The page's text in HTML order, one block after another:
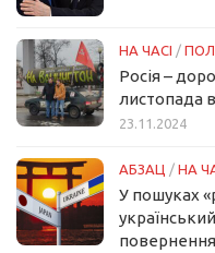
НА ЧАСІ /
Росія –
листопада в
23.11.2024
АБЗАЦ / НА
У пошуках